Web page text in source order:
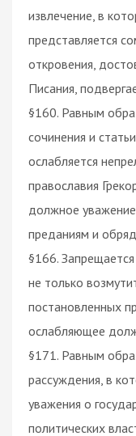
извлечение, в
представляется
откровения,
Писания,
§160. Равным
сочинения и
ослабляется
православия
должное
преданиям и
§166.
не только
постановленных
ослабляющее
§171. Равным
рассуждения, в
уважения о
политических